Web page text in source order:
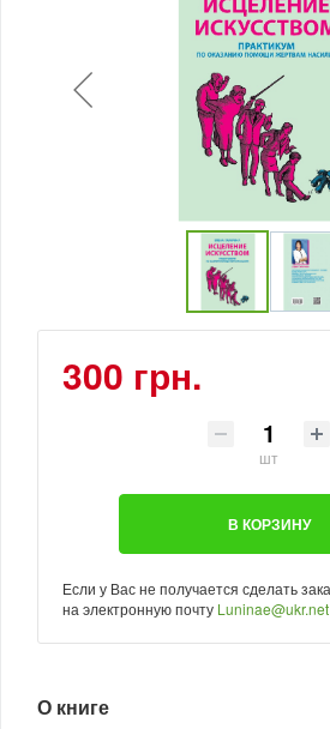
300 грн.
шт
В КОРЗИНУ
Если у Вас не получается сделать
на электронную почту Luninae@ukr.net
О книге